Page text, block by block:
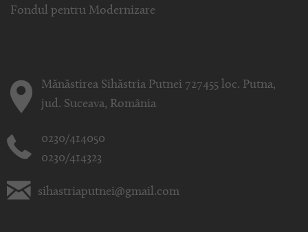
Fondul pentru Modernizare
Mănăstirea Sihăstria Putnei 727455 loc. Putna,
jud. Suceava, România
0230/414050
0230/414323
sihastriaputnei@gmail.com